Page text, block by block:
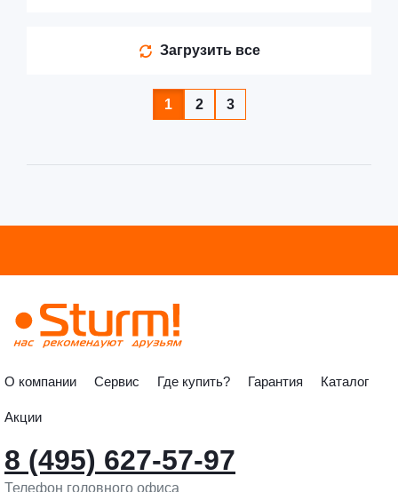
Загрузить все
1 2 3
О компании Сервис Где купить? Гарантия Каталог
Акции
8 (495) 627-57-97
Телефон головного офиса